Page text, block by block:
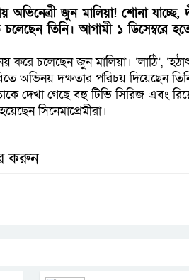
জুন মালিয়া! শোনা যাচ্ছে,
তিনি। আগামী ১ ডিসেম্বরে
চলেছেন জুন মালিয়া। ‘লাঠি’, ‘হঠাৎ
অভিনয় দক্ষতার পরিচয় দিয়েছেন
দেখা গেছে বহু টিভি সিরিজ এবং
সিনেমাপ্রেমীরা।
করুন